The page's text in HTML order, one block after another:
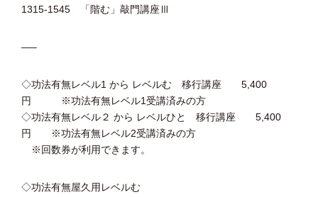
1315-1545 「階む」敲門講座Ⅲ
—–
◇功法有無レベル1 から レベルむ 移行講座 5,400
円 ※功法有無レベル1受講済みの方
◇功法有無レベル２ から レベルひと 移行講座 5,400
円 ※功法有無レベル2受講済みの方
※回数券が利用できます。
◇功法有無屋久用レベルむ